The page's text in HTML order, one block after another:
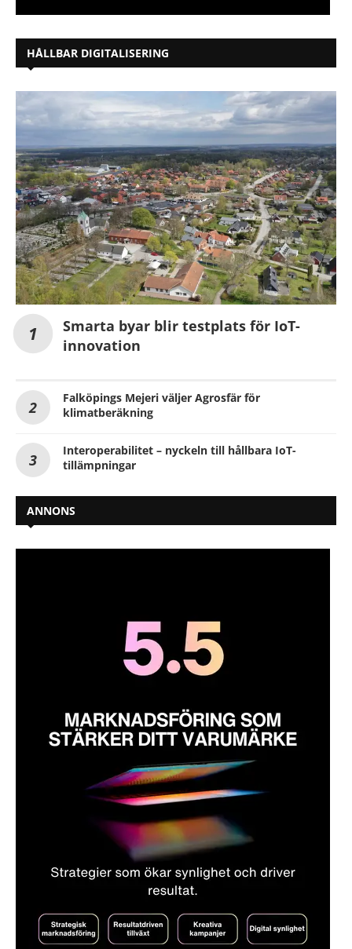
HÅLLBAR DIGITALISERING
Smarta byar blir testplats för IoT-
innovation
Falköpings Mejeri väljer Agrosfär för
klimatberäkning
Interoperabilitet – nyckeln till hållbara IoT-
tillämpningar
ANNONS